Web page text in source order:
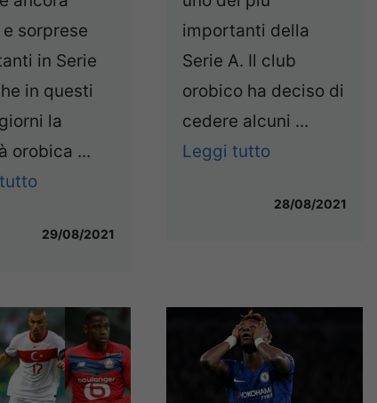
sorprese
in Serie
in questi
la
orobica ...
29/08/2021
importanti della
Serie A. Il club
orobico ha deciso di
cedere alcuni ...
Leggi tutto
28/08/2021